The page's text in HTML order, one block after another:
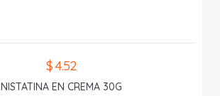
$ 4.52
NISTATINA EN CREMA 30G